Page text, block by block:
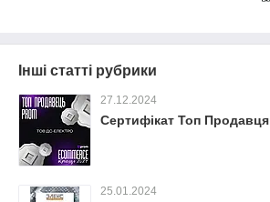
Інші статті рубрики
27.12.2024
Сертифікат Топ Продавця
25.01.2024